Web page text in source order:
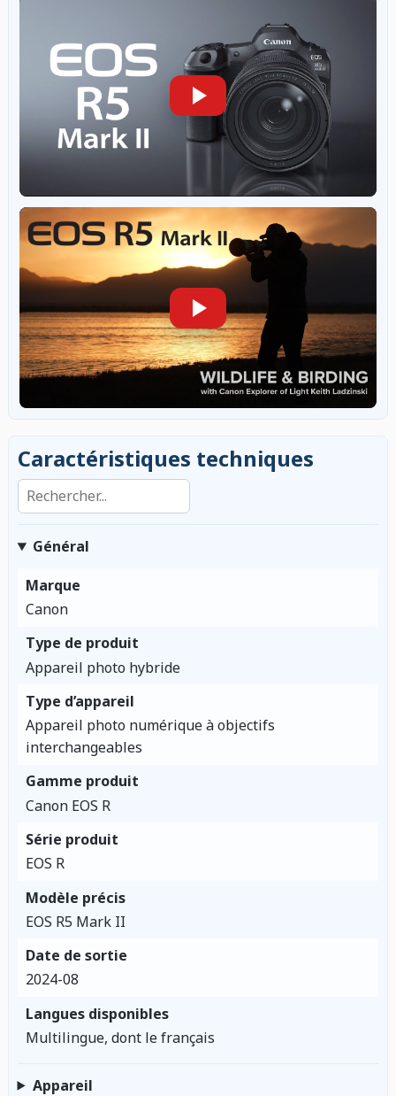
Caractéristiques techniques
Rechercher dans les caractéristiques
Général
Marque
Canon
Type de produit
Appareil photo hybride
Type d’appareil
Appareil photo numérique à objectifs
interchangeables
Gamme produit
Canon EOS R
Série produit
EOS R
Modèle précis
EOS R5 Mark II
Date de sortie
2024-08
Langues disponibles
Multilingue, dont le français
Appareil